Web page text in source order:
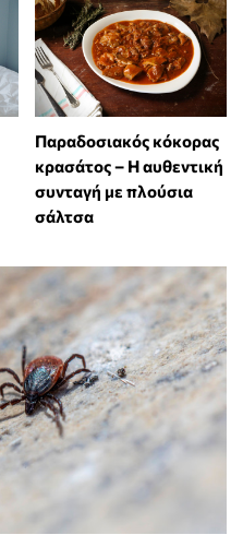
Παραδοσιακός κόκορας
κρασάτος – Η αυθεντική
συνταγή με πλούσια
σάλτσα